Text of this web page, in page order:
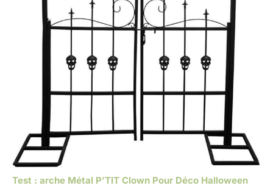
Test : arche Métal P’TIT Clown Pour Déco Halloween